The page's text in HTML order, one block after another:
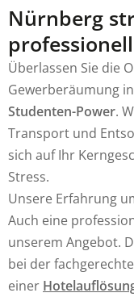
Nürnberg
Überlassen Sie die
Gewerberäumung
Studenten-Power.
Transport und
sich auf Ihr
Stress.
Unsere Erfahrung
Auch eine
unserem Angebot.
bei der
einer